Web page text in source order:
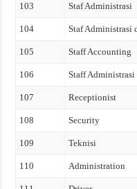
103 Staf Administrasi
104 Staf Administrasi
105 Staff Accounting
106 Staff Administrasi
107 Receptionist
108 Security
109 Teknisi
110 Administration